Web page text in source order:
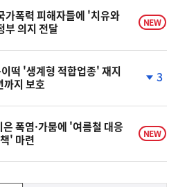
가폭력 피해자들에 '치유와
부 의지 전달
NEW
떡 '생계형 적합업종' 재지
지 보호
하
락
3
폭염·가뭄에 '여름철 대응
' 마련
NEW